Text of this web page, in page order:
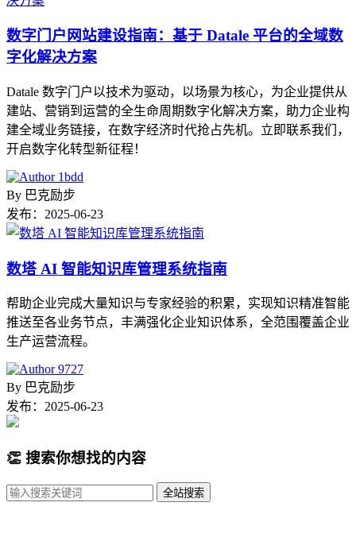
数字门户网站建设指南：基于 Datale 平台的全域数
字化解决方案
Datale 数字门户以技术为驱动，以场景为核心，为企业提供从
建站、营销到运营的全生命周期数字化解决方案，助力企业构
建全域业务链接，在数字经济时代抢占先机。立即联系我们，
开启数字化转型新征程！
By 巴克励步
发布： 2025-06-23
数塔 AI 智能知识库管理系统指南
帮助企业完成大量知识与专家经验的积累，实现知识精准智能
推送至各业务节点，丰满强化企业知识体系，全范围覆盖企业
生产运营流程。
By 巴克励步
发布： 2025-06-23
👏 搜索你想找的内容
全站搜索